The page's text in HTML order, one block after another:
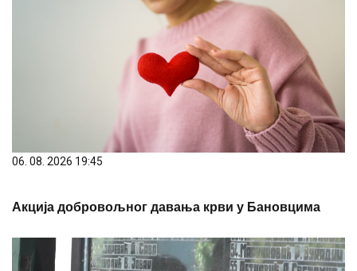
Подвису: Одата почаст страдалим рударима